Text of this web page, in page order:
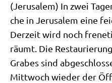
(Jeru­sa­lem) In zwei
che in Jeru­sa­lem eine
Der­zeit wird noch
räumt. Die
Gra­bes sind
Mitt­woch wie­der der